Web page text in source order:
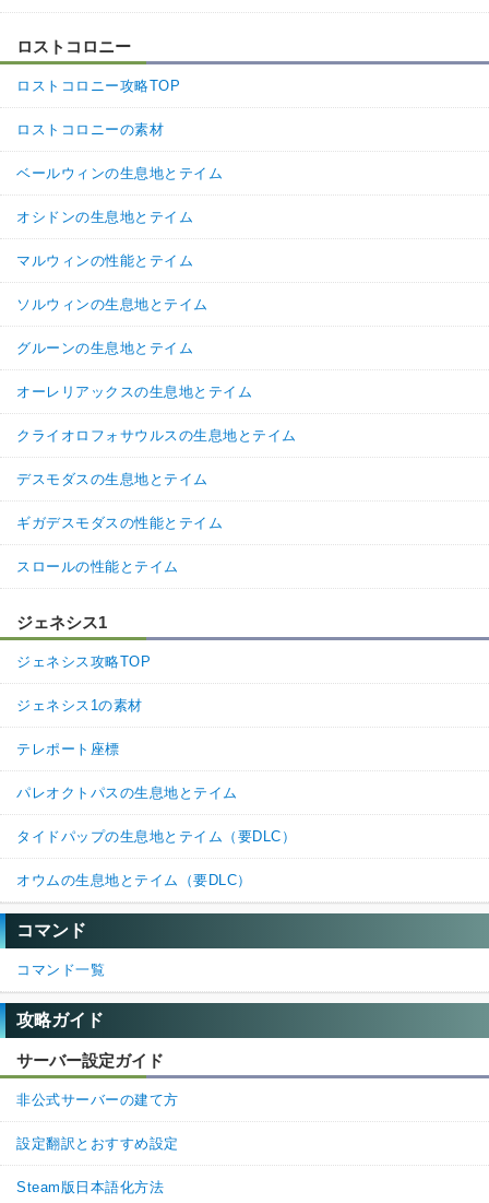
ロストコロニー
ロストコロニー攻略TOP
ロストコロニーの素材
ベールウィンの生息地とテイム
オシドンの生息地とテイム
マルウィンの性能とテイム
ソルウィンの生息地とテイム
グルーンの生息地とテイム
オーレリアックスの生息地とテイム
クライオロフォサウルスの生息地とテイム
デスモダスの生息地とテイム
ギガデスモダスの性能とテイム
スロールの性能とテイム
ジェネシス1
ジェネシス攻略TOP
ジェネシス1の素材
テレポート座標
パレオクトパスの生息地とテイム
タイドパップの生息地とテイム（要DLC）
オウムの生息地とテイム（要DLC）
コマンド
コマンド一覧
攻略ガイド
サーバー設定ガイド
非公式サーバーの建て方
設定翻訳とおすすめ設定
Steam版日本語化方法